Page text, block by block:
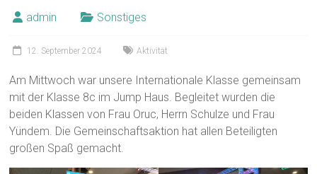
admin Sonstiges
12. September 2024 Aktivität
Am Mittwoch war unsere Internationale Klasse gemeinsam
mit der Klasse 8c im Jump Haus. Begleitet wurden die
beiden Klassen von Frau Oruc, Herrn Schulze und Frau
Yündem. Die Gemeinschaftsaktion hat allen Beteiligten
großen Spaß gemacht.